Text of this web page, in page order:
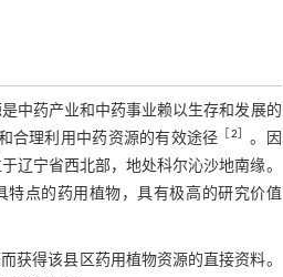
中药产业和中药事业赖以生存和发展的
合理利用中药资源的有效途径
2
。因
辽宁省西北部，地处科尔沁沙地南缘。
点的药用植物，具有极高的研究价值
得该县区药用植物资源的直接资料。